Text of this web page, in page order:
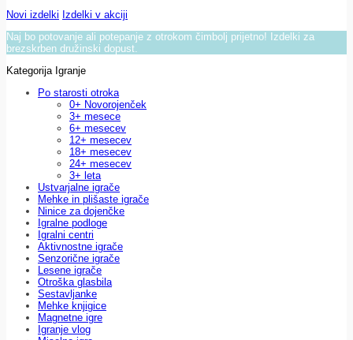
Novi izdelki Izdelki v akciji
Naj bo potovanje ali potepanje z otrokom čimbolj prijetno! Izdelki za
brezskrben družinski dopust.
Kategorija Igranje
Po starosti otroka
0+ Novorojenček
3+ mesece
6+ mesecev
12+ mesecev
18+ mesecev
24+ mesecev
3+ leta
Ustvarjalne igrače
Mehke in plišaste igrače
Ninice za dojenčke
Igralne podloge
Igralni centri
Aktivnostne igrače
Senzorične igrače
Lesene igrače
Otroška glasbila
Sestavljanke
Mehke knjigice
Magnetne igre
Igranje vlog